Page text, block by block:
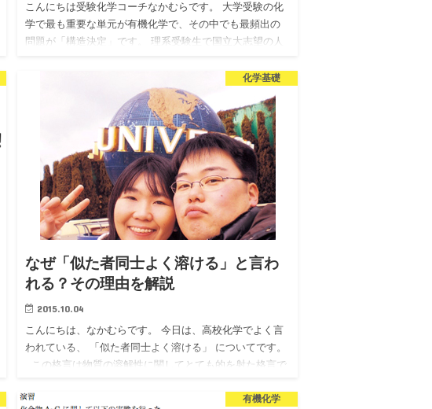
こんにちは受験化学コーチなかむらです。 大学受験の化
学で最も重要な単元が有機化学で、その中でも最頻出の
問題が「構造決定」です。 理系受験生で国立大志望の人
化学基礎
なぜ「似た者同士よく溶ける」と言わ
れる？その理由を解説
2015.10.04
こんにちは、なかむらです。 今日は、高校化学でよく言
われている、 「似た者同士よく溶ける」 についてです。
この格言は物質の溶解性に関してとても的を射た格言で
有機化学